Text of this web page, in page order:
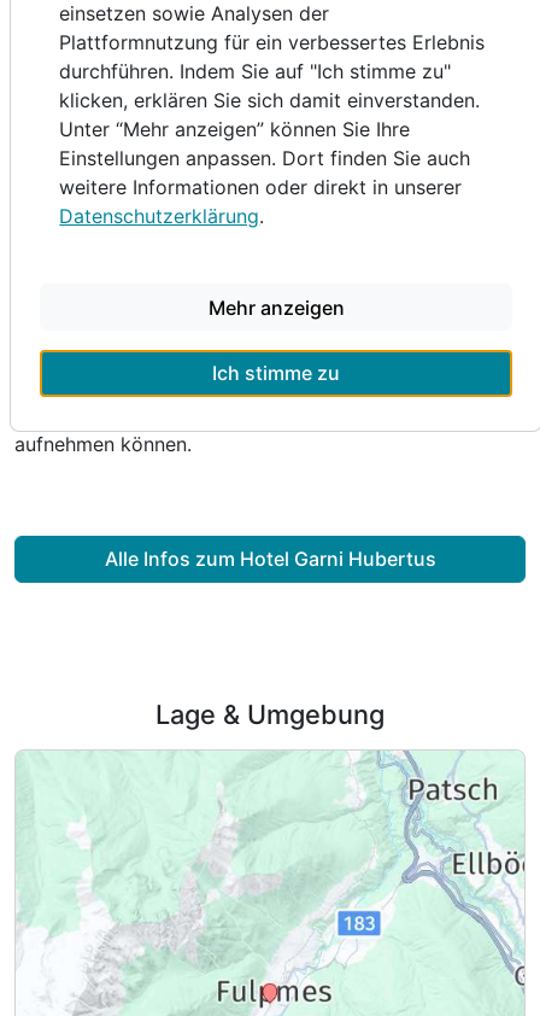
Montainbiking, Wandern, Klettern, Reiten, Tennis- &
Squash, Schwimmen, Paragleiten, Raften,...
Skifahren, Carven, Snowboarden, Eislaufen,
Winterwandern, Rodeln, Langlaufen oder einfach nur
relaxen und die wunderbare Natur erleben - all dies
können Sie bei uns genießen.
Wochenprogramm des Tales mit geführten
Wanderungen, Konzerten (Juli/August), Klettertouren,
Ortsführungen, Sommerrodelbahn, und, und, und,...
aufnehmen können.
Alle Infos zum Hotel Garni Hubertus
Lage & Umgebung
einsetzen sowie Analysen der
Plattformnutzung für ein verbessertes Erlebnis
durchführen. Indem Sie auf "Ich stimme zu"
klicken, erklären Sie sich damit einverstanden.
Unter “Mehr anzeigen” können Sie Ihre
Einstellungen anpassen. Dort finden Sie auch
weitere Informationen oder direkt in unserer
Datenschutzerklärung.
Mehr anzeigen
Ich stimme zu